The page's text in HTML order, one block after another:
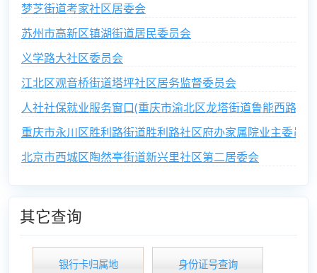
梦芝街道考家社区居委会
苏州市高新区镇湖街道居民委员会
义学路大社区委员会
江北区观音桥街道塔坪社区居务监督委员会
人社社保就业服务窗口(重庆市渝北区龙塔街道鲁能西路社
重庆市永川区胜利路街道胜利路社区府办家属院业主委员会
北京市西城区陶然亭街道新兴里社区第二居委会
其它查询
银行卡归属地 身份证号查询